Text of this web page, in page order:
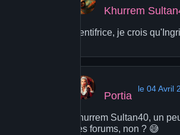
Khurrem
Dentifrice, je crois
Portia
le 04 Avril
Khurrem Sultan40, un
des forums, non ? 😅